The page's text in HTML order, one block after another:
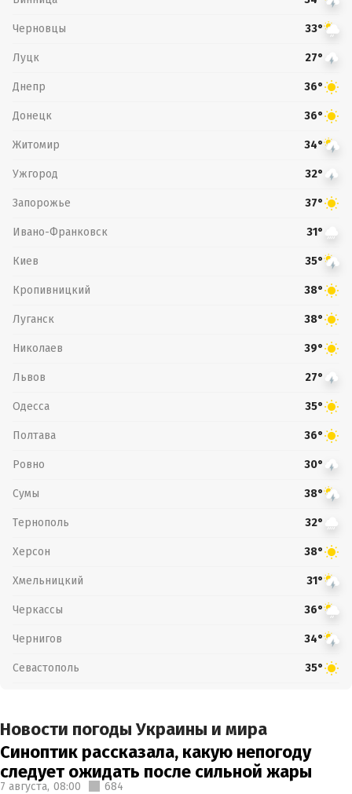
Черновцы 33°
Луцк 27°
Днепр 36°
Донецк 36°
Житомир 34°
Ужгород 32°
Запорожье 37°
Ивано-Франковск 31°
Киев 35°
Кропивницкий 38°
Луганск 38°
Николаев 39°
Львов 27°
Одесса 35°
Полтава 36°
Ровно 30°
Сумы 38°
Тернополь 32°
Херсон 38°
Хмельницкий 31°
Черкассы 36°
Чернигов 34°
Севастополь 35°
Новости погоды Украины и мира
Синоптик рассказала, какую непогоду
следует ожидать после сильной жары
7 августа, 08:00 684